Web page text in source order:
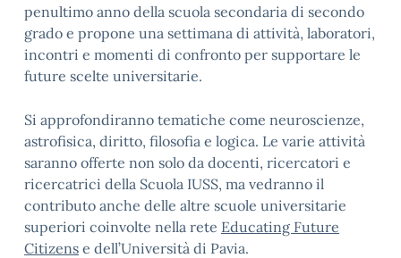
penultimo anno della scuola secondaria di secondo
grado e propone una settimana di attività, laboratori,
incontri e momenti di confronto per supportare le
future scelte universitarie.
Si approfondiranno tematiche come neuroscienze,
astrofisica, diritto, filosofia e logica. Le varie attività
saranno offerte non solo da docenti, ricercatori e
ricercatrici della Scuola IUSS, ma vedranno il
contributo anche delle altre scuole universitarie
superiori coinvolte nella rete Educating Future
Citizens e dell’Università di Pavia.